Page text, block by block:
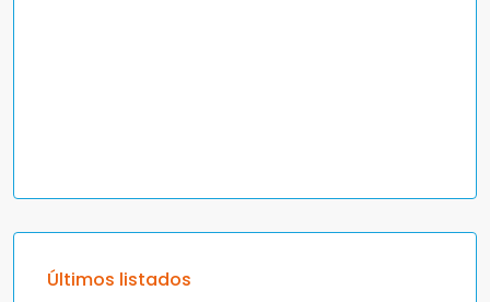
Últimos listados